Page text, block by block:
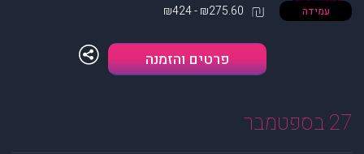
עמידה ₪275.60 - ₪424
פרטים והזמנה
27 בספטמבר